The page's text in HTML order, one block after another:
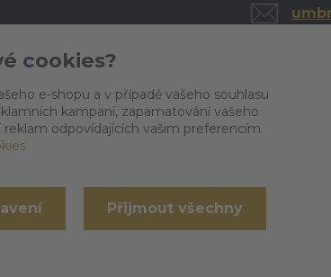
rychle.cz
cookies?
e-shopu a v případě vašeho souhlasu
kampaní, zapamatování vašeho
odpovídajících vašim preferencím.
Přijmout všechny